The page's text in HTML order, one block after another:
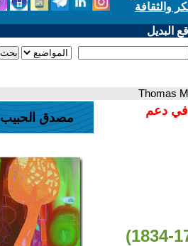
والثقافة
البديل
في دعم
الاقتصاديون المؤسسون/ الحلقة 3: تومَس مالثُس (1766-1834)
مصدق الحبيب